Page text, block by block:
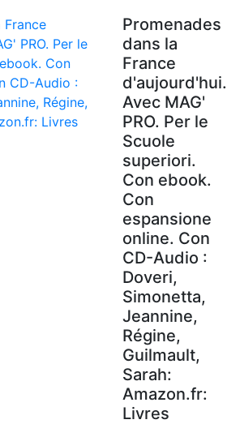
Promenades
dans la
France
d'aujourd'hui.
Avec MAG'
PRO. Per le
Scuole
superiori.
Con ebook.
Con
espansione
online. Con
CD-Audio :
Doveri,
Simonetta,
Jeannine,
Régine,
Guilmault,
Sarah:
Amazon.fr:
Livres